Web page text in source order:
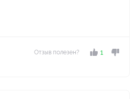
Отзыв полезен? 1